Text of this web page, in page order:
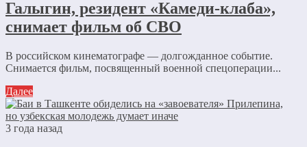
Галыгин, резидент «Камеди-клаба»,
снимает фильм об СВО
В российском кинематографе — долгожданное событие.
Снимается фильм, посвященный военной спецоперации...
Далее
3 года назад